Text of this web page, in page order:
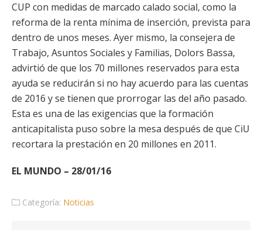
CUP con medidas de marcado calado social, como la
reforma de la renta mínima de inserción, prevista para
dentro de unos meses. Ayer mismo, la consejera de
Trabajo, Asuntos Sociales y Familias, Dolors Bassa,
advirtió de que los 70 millones reservados para esta
ayuda se reducirán si no hay acuerdo para las cuentas
de 2016 y se tienen que prorrogar las del año pasado.
Esta es una de las exigencias que la formación
anticapitalista puso sobre la mesa después de que CiU
recortara la prestación en 20 millones en 2011.
EL MUNDO – 28/01/16
Categoría: Noticias